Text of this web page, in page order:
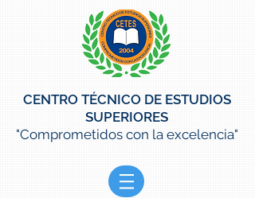
CENTRO TÉCNICO DE ESTUDIOS
SUPERIORES
"Comprometidos con la excelencia"